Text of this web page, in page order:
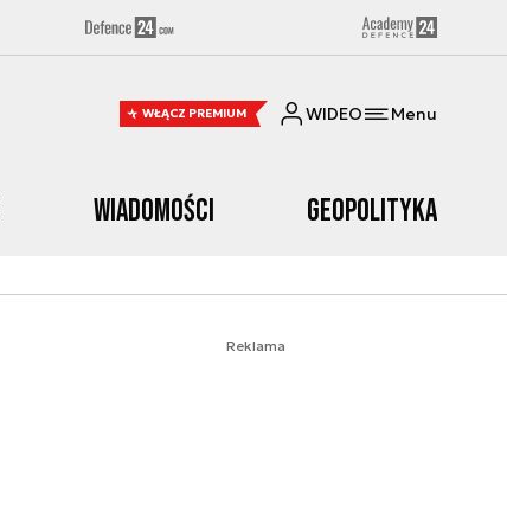
WŁĄCZ PREMIUM WIDEO Menu
Wiadomości Geopolityka
Reklama